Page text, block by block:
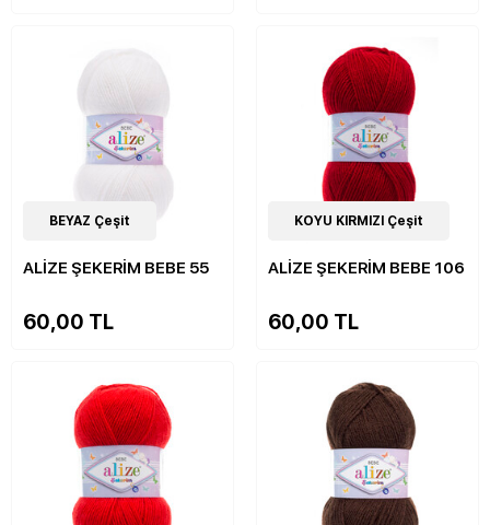
33Çeşit
BEYAZ Çeşit
ALİZE ŞEKERİM BEBE 55
60,00 TL
33Çeşit
KOYU KIRMIZI Çeşit
ALİZE ŞEKERİM BEBE 106
60,00 TL